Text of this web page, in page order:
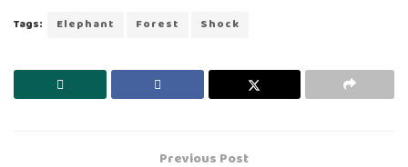
Tags: Elephant Forest Shock
Previous Post